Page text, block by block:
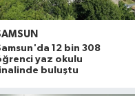
12 bin 308
yaz okulu
buluştu